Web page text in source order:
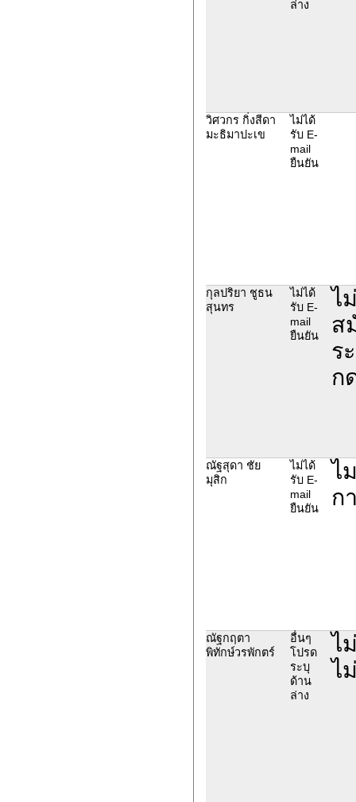
ล่าง
วิศวกร กิ่งสีดา
มะธิมาปะเข
ไม่ได้
รับ E-
mail
ยืนยัน
กุลปริยา ชูธน
สุนทร
ไม่ได้
รับ E-
mail
ยืนยัน
ไ
ส
ร
ก
ณัฐสุดา ชัย
มุสิก
ไม่ได้
รับ E-
mail
ยืนยัน
ไ
ก
ณัฐกฤตา
พิทักษ์วรพักตร์
อื่นๆ
โปรด
ระบุ
ด้าน
ล่าง
ไ
ไ